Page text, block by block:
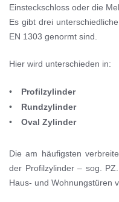
Einsteckschloss oder die
Es gibt drei
EN 1303 genormt sind.
Hier wird unterschieden in:
Profilzylinder
Rundzylinder
Oval Zylinder
Die am häufigsten
der Profilzylinder – sog.
Haus- und Wohnungstüren